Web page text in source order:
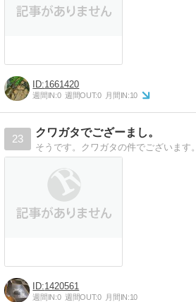
1661420
週間IN:0 週間OUT:0 月間IN:10
23
クワガタでござーまし。
そうです。クワガタの件でございます。
1420561
週間IN:0 週間OUT:0 月間IN:10